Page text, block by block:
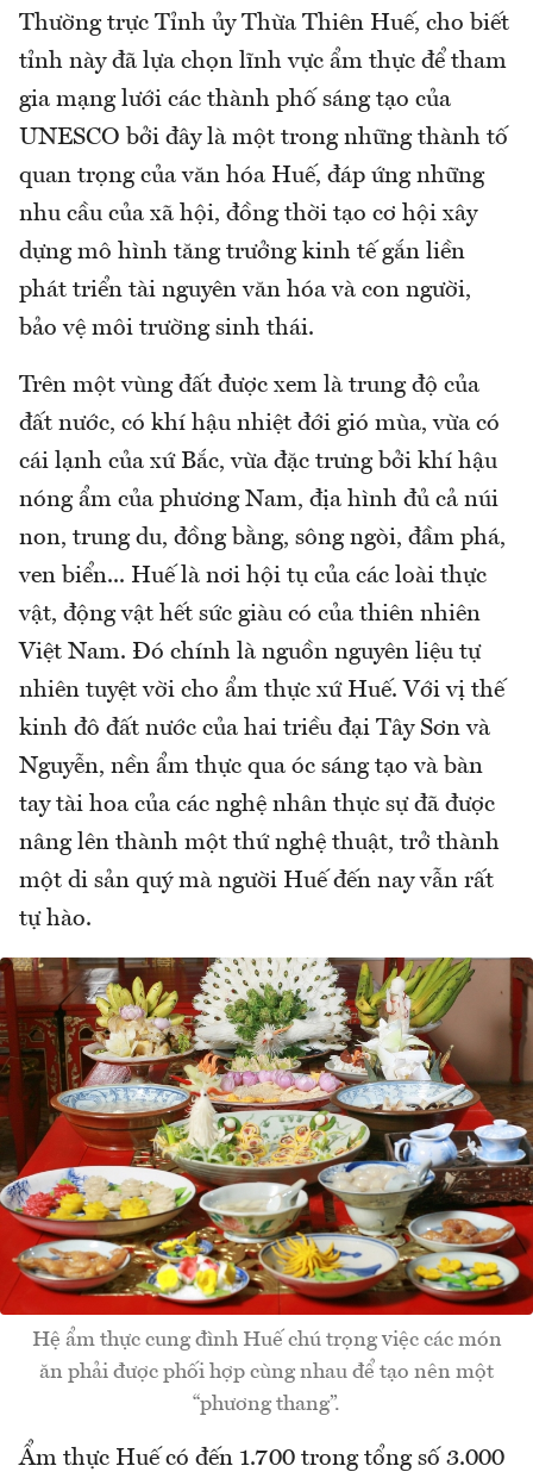
Thường trực Tỉnh ủy Thừa Thiên Huế, cho biết
tỉnh này đã lựa chọn lĩnh vực ẩm thực để tham
gia mạng lưới các thành phố sáng tạo của
UNESCO bởi đây là một trong những thành tố
quan trọng của văn hóa Huế, đáp ứng những
nhu cầu của xã hội, đồng thời tạo cơ hội xây
dựng mô hình tăng trưởng kinh tế gắn liền
phát triển tài nguyên văn hóa và con người,
bảo vệ môi trường sinh thái.
Trên một vùng đất được xem là trung độ của
đất nước, có khí hậu nhiệt đới gió mùa, vừa có
cái lạnh của xứ Bắc, vừa đặc trưng bởi khí hậu
nóng ẩm của phương Nam, địa hình đủ cả núi
non, trung du, đồng bằng, sông ngòi, đầm phá,
ven biển... Huế là nơi hội tụ của các loài thực
vật, động vật hết sức giàu có của thiên nhiên
Việt Nam. Đó chính là nguồn nguyên liệu tự
nhiên tuyệt vời cho ẩm thực xứ Huế. Với vị thế
kinh đô đất nước của hai triều đại Tây Sơn và
Nguyễn, nền ẩm thực qua óc sáng tạo và bàn
tay tài hoa của các nghệ nhân thực sự đã được
nâng lên thành một thứ nghệ thuật, trở thành
một di sản quý mà người Huế đến nay vẫn rất
tự hào.
Hệ ẩm thực cung đình Huế chú trọng việc các món
ăn phải được phối hợp cùng nhau để tạo nên một
“phương thang”.
Ẩm thực Huế có đến 1.700 trong tổng số 3.000